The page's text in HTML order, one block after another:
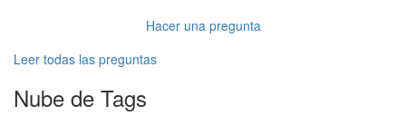
Hacer una pregunta
Leer todas las preguntas
Nube de Tags